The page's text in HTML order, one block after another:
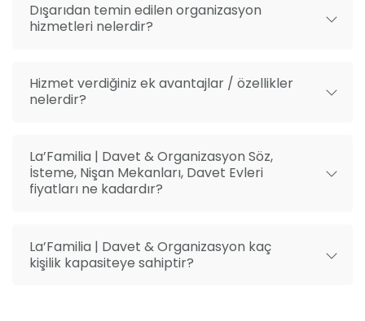
Dışarıdan temin edilen organizasyon
hizmetleri nelerdir?
Hizmet verdiğiniz ek avantajlar / özellikler
nelerdir?
La’Familia | Davet & Organizasyon Söz,
İsteme, Nişan Mekanları, Davet Evleri
fiyatları ne kadardır?
La’Familia | Davet & Organizasyon kaç
kişilik kapasiteye sahiptir?